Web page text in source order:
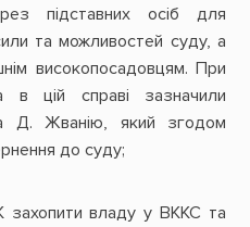
підставних осіб для
та можливостей суду, а
високопосадовцям. При
в цій справі зазначили
Д. Жванію, який згодом
до суду;
захопити владу у ВККС та